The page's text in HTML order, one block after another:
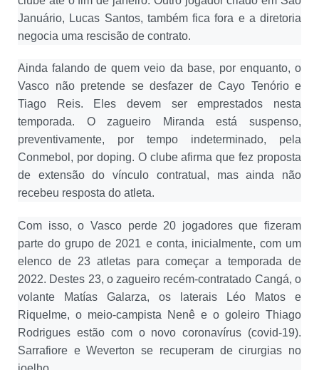
Januário, Lucas Santos, também fica fora e a diretoria
negocia uma rescisão de contrato.
Ainda falando de quem veio da base, por enquanto, o
Vasco não pretende se desfazer de Cayo Tenório e
Tiago Reis. Eles devem ser emprestados nesta
temporada. O zagueiro Miranda está suspenso,
preventivamente, por tempo indeterminado, pela
Conmebol, por doping. O clube afirma que fez proposta
de extensão do vínculo contratual, mas ainda não
recebeu resposta do atleta.
Com isso, o Vasco perde 20 jogadores que fizeram
parte do grupo de 2021 e conta, inicialmente, com um
elenco de 23 atletas para começar a temporada de
2022. Destes 23, o zagueiro recém-contratado Cangá, o
volante Matías Galarza, os laterais Léo Matos e
Riquelme, o meio-campista Nenê e o goleiro Thiago
Rodrigues estão com o novo coronavírus (covid-19).
Sarrafiore e Weverton se recuperam de cirurgias no